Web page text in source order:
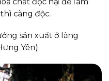
càng độc.
sản xuất ở làng
Yên).